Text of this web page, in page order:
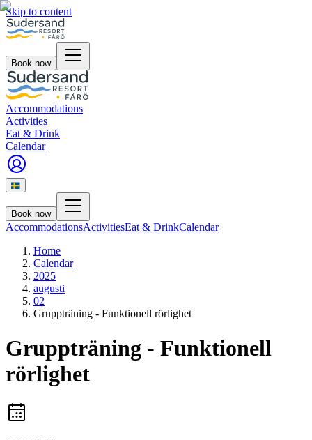
Skip to content
Book now
Accommodations
Activities
Eat & Drink
Calendar
Book now
AccommodationsActivitiesEat & DrinkCalendar
Home
Calendar
2025
augusti
02
Gruppträning - Funktionell rörlighet
Gruppträning - Funktionell
rörlighet